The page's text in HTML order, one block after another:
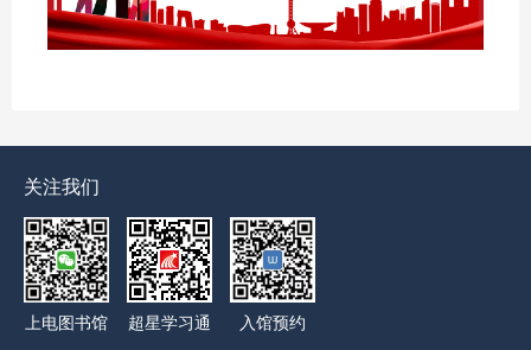
关注我们
上电图书馆 超星学习通 入馆预约